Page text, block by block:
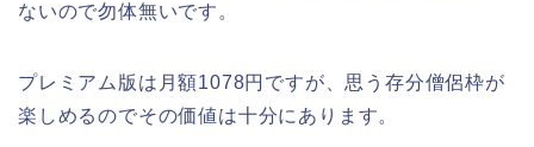
ないので勿体無いです。
プレミアム版は月額1078円ですが、思う存分僧侶枠が
楽しめるのでその価値は十分にあります。